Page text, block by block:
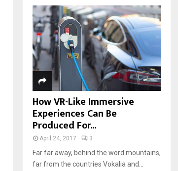
How VR-Like Immersive
Experiences Can Be
Produced For...
April 24, 2017 3
Far far away, behind the word mountains,
far from the countries Vokalia and...